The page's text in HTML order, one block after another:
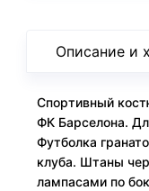
Описание и
Спортивный
ФК Барселона.
Футболка
клуба. Штаны
лампасами по